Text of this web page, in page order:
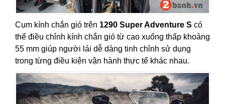
Cụm kính chắn gió trên 1290 Super Adventure S có
thể điều chỉnh kính chắn gió từ cao xuống thấp khoảng
55 mm giúp người lái dễ dàng tinh chỉnh sử dụng
trong từng điều kiện vận hành thực tế khác nhau.